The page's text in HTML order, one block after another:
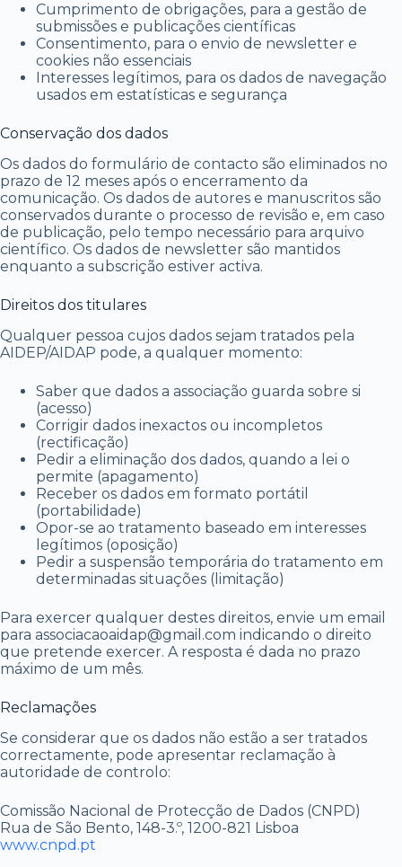
Cumprimento de obrigações, para a gestão de
submissões e publicações científicas
Consentimento, para o envio de newsletter e
cookies não essenciais
Interesses legítimos, para os dados de navegação
usados em estatísticas e segurança
Conservação dos dados
Os dados do formulário de contacto são eliminados no
prazo de 12 meses após o encerramento da
comunicação. Os dados de autores e manuscritos são
conservados durante o processo de revisão e, em caso
de publicação, pelo tempo necessário para arquivo
científico. Os dados de newsletter são mantidos
enquanto a subscrição estiver activa.
Direitos dos titulares
Qualquer pessoa cujos dados sejam tratados pela
AIDEP/AIDAP pode, a qualquer momento:
Saber que dados a associação guarda sobre si
(acesso)
Corrigir dados inexactos ou incompletos
(rectificação)
Pedir a eliminação dos dados, quando a lei o
permite (apagamento)
Receber os dados em formato portátil
(portabilidade)
Opor-se ao tratamento baseado em interesses
legítimos (oposição)
Pedir a suspensão temporária do tratamento em
determinadas situações (limitação)
Para exercer qualquer destes direitos, envie um email
para associacaoaidap@gmail.com indicando o direito
que pretende exercer. A resposta é dada no prazo
máximo de um mês.
Reclamações
Se considerar que os dados não estão a ser tratados
correctamente, pode apresentar reclamação à
autoridade de controlo:
Comissão Nacional de Protecção de Dados (CNPD)
Rua de São Bento, 148-3.º, 1200-821 Lisboa
www.cnpd.pt